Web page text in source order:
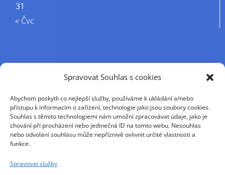
Spravovat Souhlas s cookies
Abychom poskytli co nejlepší služby, používáme k ukládání a/nebo
přístupu k informacím o zařízení, technologie jako jsou soubory cookies.
Souhlas s těmito technologiemi nám umožní zpracovávat údaje, jako je
chování při procházení nebo jedinečná ID na tomto webu. Nesouhlas
nebo odvolání souhlasu může nepříznivě ovlivnit určité vlastnosti a
funkce.
Spravovat služby
31
« Čvc
Příjmení
Křestní jméno
E-mail